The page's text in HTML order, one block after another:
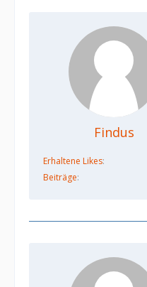
Findus
Erhaltene Likes
Beiträge